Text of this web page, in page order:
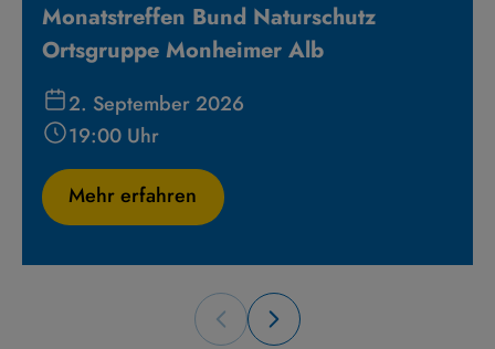
Monatstreffen Bund Naturschutz
Ortsgruppe Monheimer Alb
2. September 2026
19:00 Uhr
Mehr erfahren